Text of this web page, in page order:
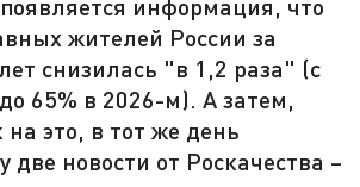
информация, что
жителей России за
снизилась "в 1,2 раза" (с
65% в 2026-м). А затем,
на это, в тот же день
две новости от Роскачества –